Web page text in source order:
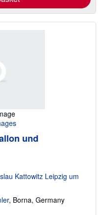
und
Kattowitz Leipzig um
, Borna, Germany